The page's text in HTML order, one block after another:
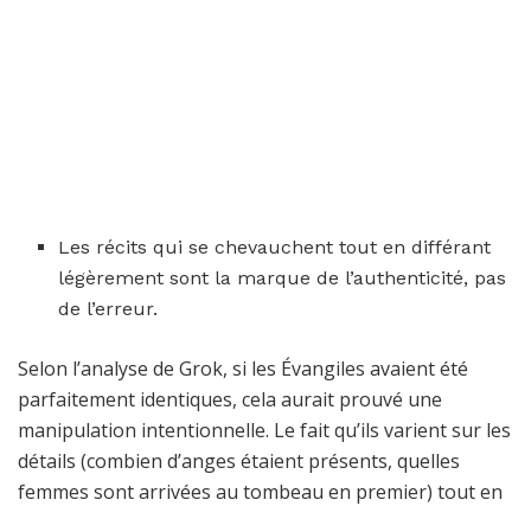
Les récits qui se chevauchent tout en différant
légèrement sont la marque de l’authenticité, pas
de l’erreur.
Selon l’analyse de Grok, si les Évangiles avaient été
parfaitement identiques, cela aurait prouvé une
manipulation intentionnelle. Le fait qu’ils varient sur les
détails (combien d’anges étaient présents, quelles
femmes sont arrivées au tombeau en premier) tout en